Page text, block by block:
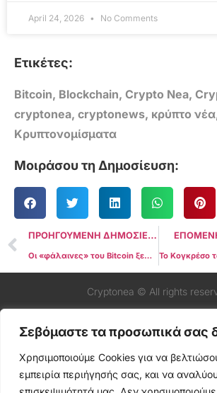
Σεβόμαστε τα προσωπικά σας
Χρησιμοποιούμε Cookies για να
εμπειρία περιήγησής σας, και να
April 24, 2026 No Comments
Ετικέτες:
Bitcoin, Blockchain, Crypto Nea,
cryptonea, cryptonews, κρύπτο νέα
Κρυπτονομίσματα
Μοιράσου τη Δημοσίευση:
ΠΡΟΗΓΟΥΜΕΝΗ ΔΗΜΟΣΙΕΥΣΗ
Οι «φάλαινες» του Bitcoin ξεφορτώνονται $12,7 δισ. στην μεγαλύτερη πώληση από το 2022
Cryptonea © All rights